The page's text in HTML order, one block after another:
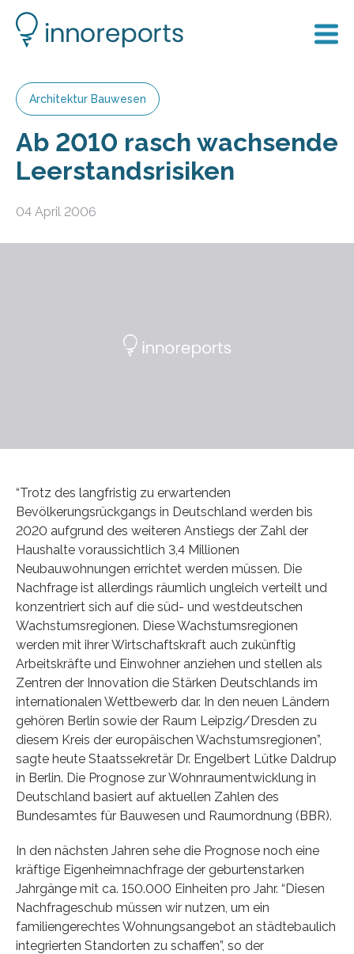
Architektur Bauwesen
Ab 2010 rasch wachsende
Leerstandsrisiken
04 April 2006
“Trotz des langfristig zu erwartenden
Bevölkerungsrückgangs in Deutschland werden bis
2020 aufgrund des weiteren Anstiegs der Zahl der
Haushalte voraussichtlich 3,4 Millionen
Neubauwohnungen errichtet werden müssen. Die
Nachfrage ist allerdings räumlich ungleich verteilt und
konzentriert sich auf die süd- und westdeutschen
Wachstumsregionen. Diese Wachstumsregionen
werden mit ihrer Wirtschaftskraft auch zukünftig
Arbeitskräfte und Einwohner anziehen und stellen als
Zentren der Innovation die Stärken Deutschlands im
internationalen Wettbewerb dar. In den neuen Ländern
gehören Berlin sowie der Raum Leipzig/Dresden zu
diesem Kreis der europäischen Wachstumsregionen”,
sagte heute Staatssekretär Dr. Engelbert Lütke Daldrup
in Berlin. Die Prognose zur Wohnraumentwicklung in
Deutschland basiert auf aktuellen Zahlen des
Bundesamtes für Bauwesen und Raumordnung (BBR).
In den nächsten Jahren sehe die Prognose noch eine
kräftige Eigenheimnachfrage der geburtenstarken
Jahrgänge mit ca. 150.000 Einheiten pro Jahr. “Diesen
Nachfrageschub müssen wir nutzen, um ein
familiengerechtes Wohnungsangebot an städtebaulich
integrierten Standorten zu schaffen”, so der